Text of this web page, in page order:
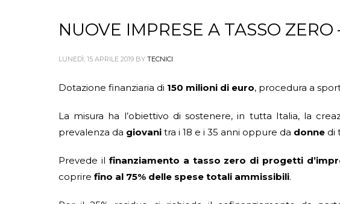
NUOVE IMPRESE A TASSO
LUNEDÌ, 15 APRILE 2019 BY TECNICI
Dotazione finanziaria di 150 milioni di euro, procedura a
La misura ha l’obiettivo di sostenere, in tutta Italia, la
prevalenza da giovani tra i 18 e i 35 anni oppure da donne di
Prevede il finanziamento a tasso zero di progetti
coprire fino al 75% delle spese totali ammissibili.